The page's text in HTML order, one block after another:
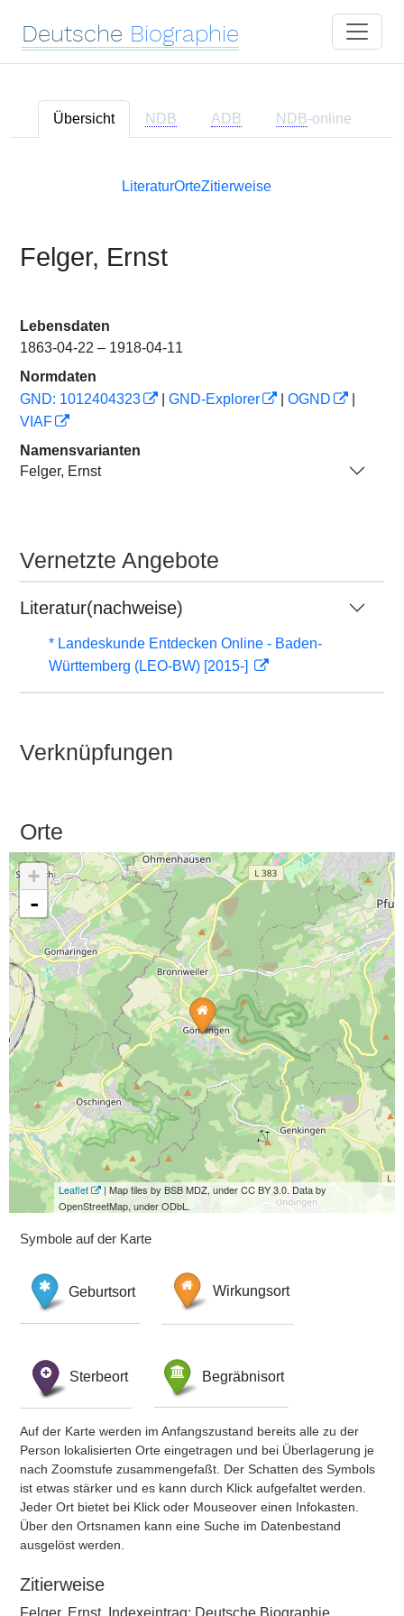
Deutsche Biographie
Übersicht NDB ADB NDB-online
LiteraturOrteZitierweise
Felger, Ernst
Lebensdaten
1863-04-22 – 1918-04-11
Normdaten
GND: 1012404323
GND-Explorer OGND
VIAF
Namensvarianten
Felger, Ernst
Vernetzte Angebote
Literatur(nachweise)
* Landeskunde Entdecken Online - Baden-
Württemberg (LEO-BW) [2015-]
Verknüpfungen
Orte
+
-
Leaflet
| Map tiles by BSB MDZ, under CC BY 3.0. Data by
OpenStreetMap, under ODbL.
Symbole auf der Karte
Geburtsort Wirkungsort
Sterbeort Begräbnisort
Auf der Karte werden im Anfangszustand bereits alle zu der
Person lokalisierten Orte eingetragen und bei Überlagerung je
nach Zoomstufe zusammengefaßt. Der Schatten des Symbols
ist etwas stärker und es kann durch Klick aufgefaltet werden.
Jeder Ort bietet bei Klick oder Mouseover einen Infokasten.
Über den Ortsnamen kann eine Suche im Datenbestand
ausgelöst werden.
Zitierweise
Felger, Ernst, Indexeintrag: Deutsche Biographie,